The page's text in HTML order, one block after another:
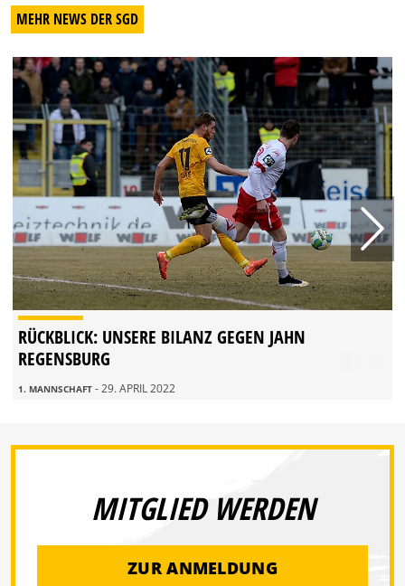
MEHR NEWS DER SGD
RÜCKBLICK: UNSERE BILANZ GEGEN JAHN
REGENSBURG
1. MANNSCHAFT - 29. APRIL 2022
MITGLIED WERDEN
ZUR ANMELDUNG